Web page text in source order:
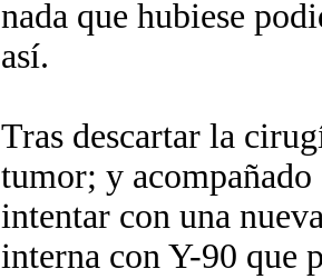
nada que hubiese
así.
Tras descartar la
tumor; y
intentar con una
interna con Y-90 que